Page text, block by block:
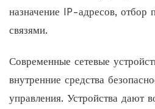
назначение IP-адресов, отбор
связями.
Современные сетевые
внутренние средства
управления. Устройства дают